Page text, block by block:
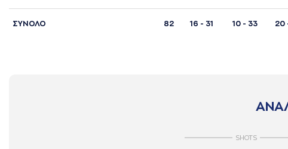
ΣΥΝΟΛΟ 82 16 - 31 10 - 33 20
SHOTS